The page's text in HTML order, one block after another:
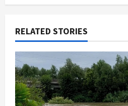
v
i
g
a
t
RELATED STORIES